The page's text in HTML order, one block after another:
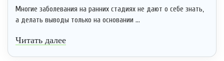
Многие заболевания на ранних стадиях не дают о себе знать,
а делать выводы только на основании ...
Читать далее